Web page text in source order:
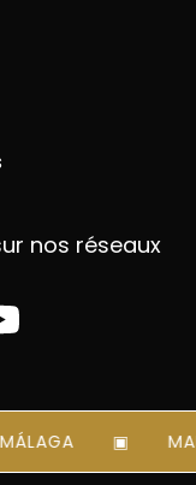
nos réseaux